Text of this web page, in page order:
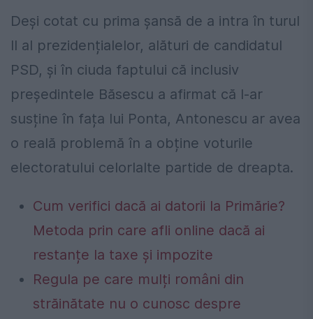
Deși cotat cu prima șansă de a intra în turul
II al prezidențialelor, alături de candidatul
PSD, și în ciuda faptului că inclusiv
președintele Băsescu a afirmat că l-ar
susține în fața lui Ponta, Antonescu ar avea
o reală problemă în a obține voturile
electoratului celorlalte partide de dreapta.
Cum verifici dacă ai datorii la Primărie?
Metoda prin care afli online dacă ai
restanțe la taxe și impozite
Regula pe care mulți români din
străinătate nu o cunosc despre